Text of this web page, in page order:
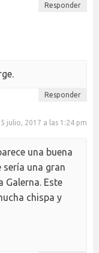
Responder
Responder
julio, 2017 a las 1:24 pm
una buena
sería una gran
Galerna. Este
chispa y